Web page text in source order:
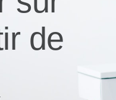
de